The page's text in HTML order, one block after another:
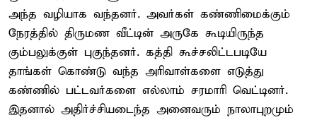
அந்த வழியாக வந்தனர். அவர்கள் கண்ணிமைக்கும்
நேரத்தில் திருமண வீட்டின் அருகே கூடியிருந்த
கும்பலுக்குள் புகுந்தனர். கத்தி கூச்சலிட்டபடியே
தாங்கள் கொண்டு வந்த அரிவாள்களை எடுத்து
கண்ணில் பட்டவர்களை எல்லாம் சரமாரி வெட்டினர்.
இதனால் அதிர்ச்சியடைந்த அனைவரும் நாலாபுறமும்